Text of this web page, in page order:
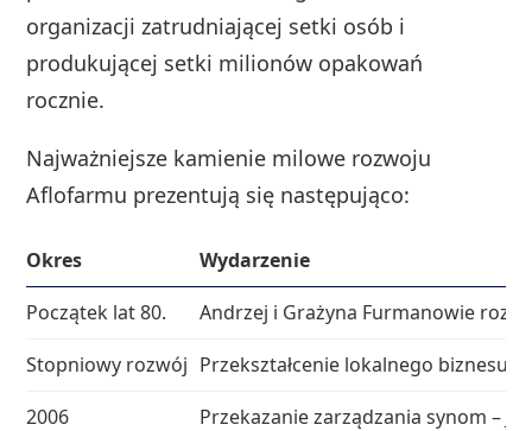
organizacji zatrudniającej setki osób i
produkującej setki milionów opakowań
rocznie.
Najważniejsze kamienie milowe rozwoju
Aflofarmu prezentują się następująco:
Okres
Wydarzenie
Początek lat 80.
Andrzej i Grażyna Furmanowie
Stopniowy rozwój Przekształcenie lokalnego biznesu
2006
Przekazanie zarządzania synom –